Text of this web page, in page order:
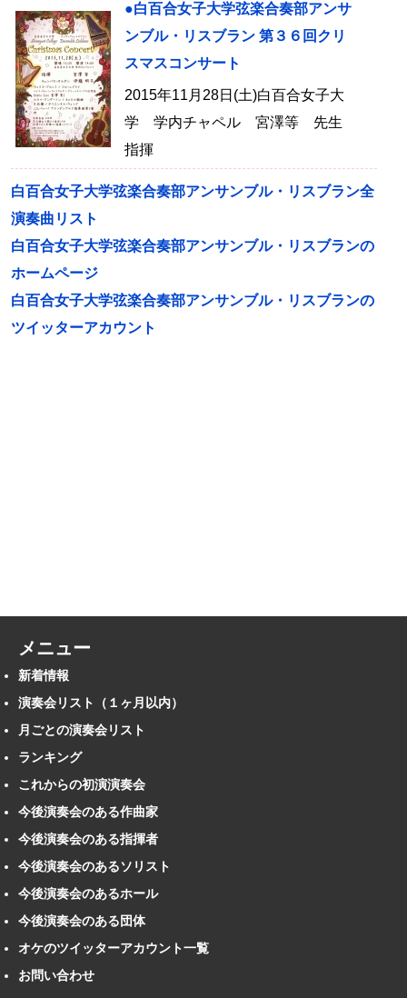
●白百合女子大学弦楽合奏部アンサ
ンブル・リスブラン 第３６回クリ
スマスコンサート
2015年11月28日(土)白百合女子大
学 学内チャペル 宮澤等 先生
指揮
白百合女子大学弦楽合奏部アンサンブル・リスブラン全
演奏曲リスト
白百合女子大学弦楽合奏部アンサンブル・リスブランの
ホームページ
白百合女子大学弦楽合奏部アンサンブル・リスブランの
ツイッターアカウント
メニュー
新着情報
演奏会リスト（１ヶ月以内）
月ごとの演奏会リスト
ランキング
これからの初演演奏会
今後演奏会のある作曲家
今後演奏会のある指揮者
今後演奏会のあるソリスト
今後演奏会のあるホール
今後演奏会のある団体
オケのツイッターアカウント一覧
お問い合わせ